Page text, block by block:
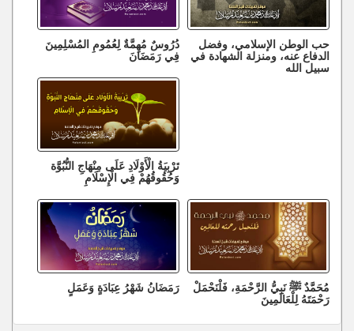
حب الوطن الإسلامي، وفضل
الدفاع عنه، ومنزلة الشهادة في
سبيل الله
دُرُوسٌ مُهِمَّةٌ لِعُمُومِ المُسْلِمِينَ
فِي رَمَضَانَ
تَرْبِيَةُ الْأَوْلَادِ عَلَى مِنْهَاجِ النُّبُوَّة
وَحُقُوقُهُمْ فِي الْإِسْلَامِ
مُحَمَّدٌ ﷺ نَبِيُّ الرَّحْمَةِ، فَلْنَحْمَلْ
رَحْمَتَهُ لِلْعَالَمِينَ
رَمَضَانُ شَهْرُ عِبَادَةٍ وَعَمَلٍ